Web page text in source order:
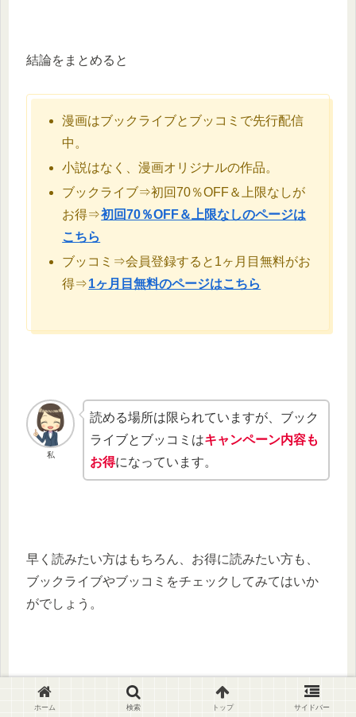
結論をまとめると
漫画はブックライブとブッコミで先行配信
中。
小説はなく、漫画オリジナルの作品。
ブックライブ⇒初回70％OFF＆上限なしが
お得⇒初回70％OFF＆上限なしのページは
こちら
ブッコミ⇒会員登録すると1ヶ月目無料がお
得⇒1ヶ月目無料のページはこちら
私
読める場所は限られていますが、ブック
ライブとブッコミはキャンペーン内容も
お得になっています。
早く読みたい方はもちろん、お得に読みたい方も、
ブックライブやブッコミをチェックしてみてはいか
がでしょう。
どこで読める？
ホーム 検索 トップ サイドバー